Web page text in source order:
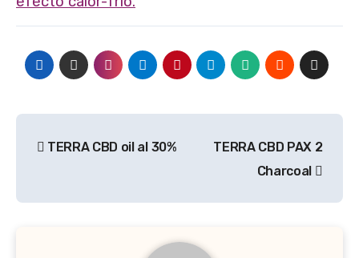
entradas
TERRA CBD oil al 30%
TERRA CBD PAX 2
Charcoal